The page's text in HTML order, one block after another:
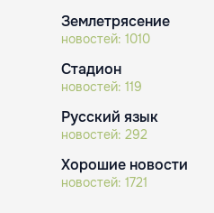
Землетрясение
новостей: 1010
Стадион
новостей: 119
Русский язык
новостей: 292
Хорошие новости
новостей: 1721